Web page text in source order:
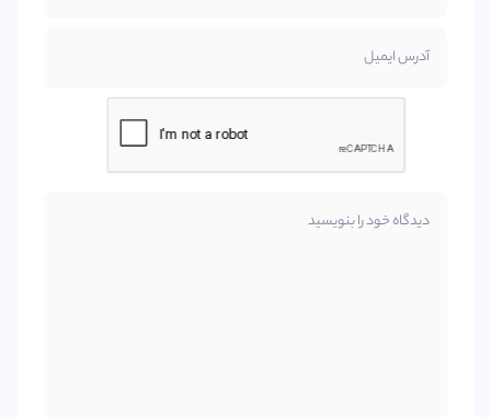
آدرس ایمیل
دیدگاه خود را بنویسید